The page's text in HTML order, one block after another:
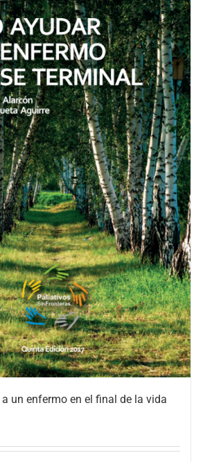
un enfermo en el final de la vida